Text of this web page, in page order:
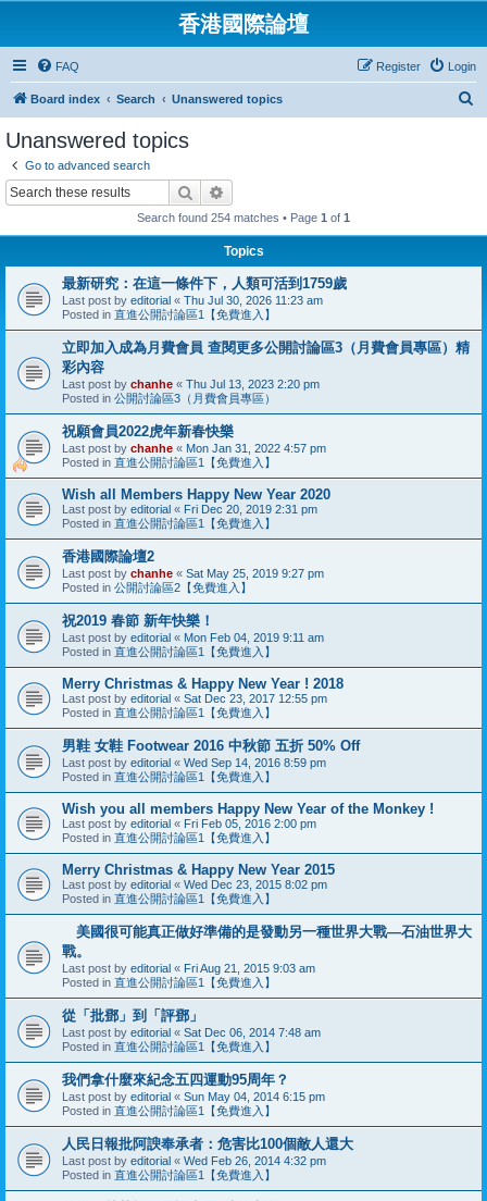
香港國際論壇
FAQ Login
Register
Board index Search Unanswered topics
Unanswered topics
Go to advanced search
Search
Search found 254 matches • Page 1 of 1
Topics
最新研究：在這一條件下，人類可活到1759歲
Last post by editorial « Thu Jul 30, 2026 11:23 am
Posted in 直進公開討論區1【免費進入】
立即加入成為月費會員 查閱更多公開討論區3（月費會員專區）精
彩內容
Last post by chanhe « Thu Jul 13, 2023 2:20 pm
Posted in 公開討論區3（月費會員專區）
祝願會員2022虎年新春快樂
Last post by chanhe « Mon Jan 31, 2022 4:57 pm
Posted in 直進公開討論區1【免費進入】
Wish all Members Happy New Year 2020
Last post by editorial « Fri Dec 20, 2019 2:31 pm
Posted in 直進公開討論區1【免費進入】
香港國際論壇2
Last post by chanhe « Sat May 25, 2019 9:27 pm
Posted in 公開討論區2【免費進入】
祝2019 春節 新年快樂！
Last post by editorial « Mon Feb 04, 2019 9:11 am
Posted in 直進公開討論區1【免費進入】
Merry Christmas & Happy New Year ! 2018
Last post by editorial « Sat Dec 23, 2017 12:55 pm
Posted in 直進公開討論區1【免費進入】
男鞋 女鞋 Footwear 2016 中 秋 節 五 折 50% Off
Last post by editorial « Wed Sep 14, 2016 8:59 pm
Posted in 直進公開討論區1【免費進入】
Wish you all members Happy New Year of the Monkey !
Last post by editorial « Fri Feb 05, 2016 2:00 pm
Posted in 直進公開討論區1【免費進入】
Merry Christmas & Happy New Year 2015
Last post by editorial « Wed Dec 23, 2015 8:02 pm
Posted in 直進公開討論區1【免費進入】
美國很可能真正做好準備的是發動另一種世界大戰—石油世界大
戰。
Last post by editorial « Fri Aug 21, 2015 9:03 am
Posted in 直進公開討論區1【免費進入】
從「批鄧」到「評鄧」
Last post by editorial « Sat Dec 06, 2014 7:48 am
Posted in 直進公開討論區1【免費進入】
我們拿什麼來紀念五四運動95周年？
Last post by editorial « Sun May 04, 2014 6:15 pm
Posted in 直進公開討論區1【免費進入】
人民日報批阿諛奉承者：危害比100個敵人還大
Last post by editorial « Wed Feb 26, 2014 4:32 pm
Posted in 直進公開討論區1【免費進入】